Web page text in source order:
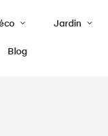
Jardin
Blog